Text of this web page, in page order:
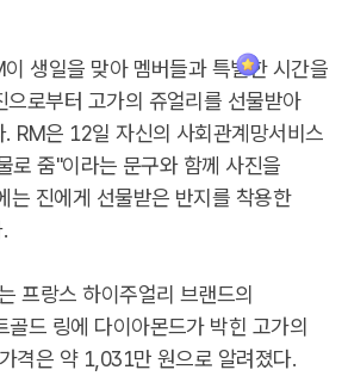
생일을 맞아 멤버들과 특별한 시간을
으로부터 고가의 쥬얼리를 선물받아
RM은 12일 자신의 사회관계망서비스
로 줌"이라는 문구와 함께 사진을
는 진에게 선물받은 반지를 착용한
프랑스 하이주얼리 브랜드의
드 링에 다이아몬드가 박힌 고가의
격은 약 1,031만 원으로 알려졌다.